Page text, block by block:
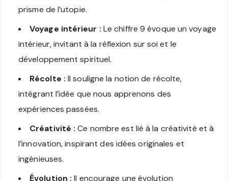
prisme de l’utopie.
Voyage intérieur : Le chiffre 9 évoque un voyage
intérieur, invitant à la réflexion sur soi et le
développement spirituel.
Récolte : Il souligne la notion de récolte,
intégrant l’idée que nous apprenons des
expériences passées.
Créativité : Ce nombre est lié à la créativité et à
l’innovation, inspirant des idées originales et
ingénieuses.
Évolution : Il encourage une évolution